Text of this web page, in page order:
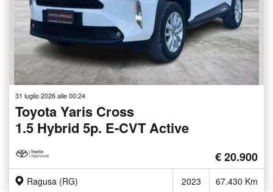
31 luglio 2026 alle 00:24
Toyota Yaris Cross
1.5 Hybrid 5p. E-CVT Active
€ 20.900
Ragusa (RG) 2023 67.430 Km